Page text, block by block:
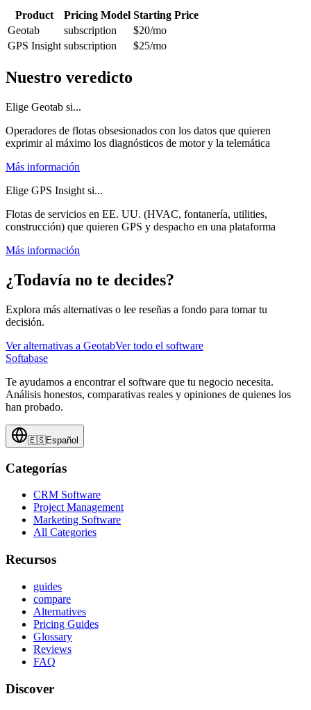
Product Pricing Model Starting Price
Geotab
subscription $20/mo
GPS Insight subscription $25/mo
Nuestro veredicto
Elige Geotab si...
Operadores de flotas obsesionados con los datos que quieren
exprimir al máximo los diagnósticos de motor y la telemática
Más información
Elige GPS Insight si...
Flotas de servicios en EE. UU. (HVAC, fontanería, utilities,
construcción) que quieren GPS y despacho en una plataforma
Más información
¿Todavía no te decides?
Explora más alternativas o lee reseñas a fondo para tomar tu
decisión.
Ver alternativas a GeotabVer todo el software
Softabase
Te ayudamos a encontrar el software que tu negocio necesita.
Análisis honestos, comparativas reales y opiniones de quienes los
han probado.
🇪🇸Español
Categorías
CRM Software
Project Management
Marketing Software
All Categories
Recursos
guides
compare
Alternatives
Pricing Guides
Glossary
Reviews
FAQ
Discover